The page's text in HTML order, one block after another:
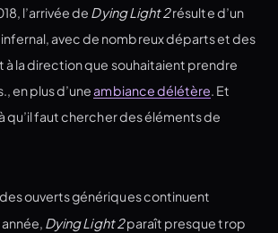
l’arrivée de Dying Light 2résulte d’un
avec de nombreux départs et des
à la direction que souhaitaient prendre
en plus d’uneambiance délétère. Et
qu’il faut chercher des éléments de
ouverts génériques continuent
Dying Light 2paraît presque trop